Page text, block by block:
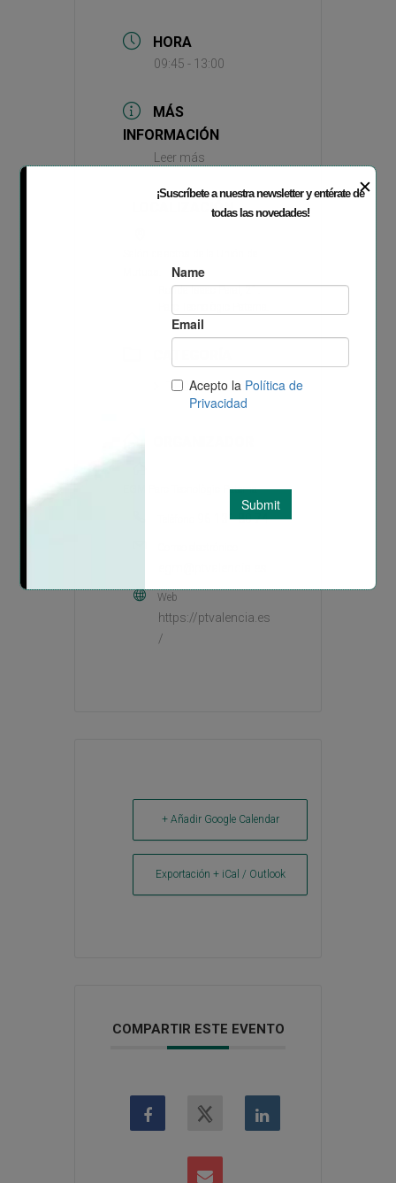
HORA
09:45 - 13:00
MÁS
INFORMACIÓN
Leer más
LOCALIZACIÓN
Ronda Isaac Peral, 21.
TECNOForum
EGM Parc Tecnològic Paterna
96 131 80 74
Web
https://ptvalencia.es
/
+ Añadir Google Calendar
Exportación + iCal / Outlook
COMPARTIR ESTE EVENTO
✕
¡Suscríbete a nuestra newsletter y entérate de
todas las novedades!